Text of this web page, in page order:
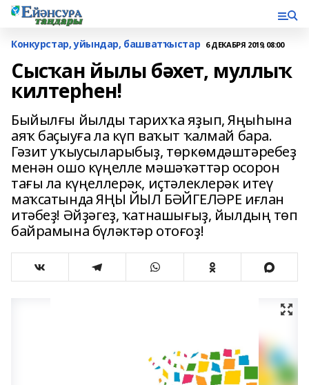
Конкурстар, уйындар, башватҡыстар 6 ДЕКАБРЯ 2019, 08:00
Сысҡан йылы бәхет, муллыҡ
килтерһен!
Быйылғы йылды тарихҡа яҙып, Яңыһына
аяҡ баҫыуға ла күп ваҡыт ҡалмай бара.
Гәзит уҡыусыларыбыҙ, төркөмдәштәребеҙ
менән ошо күңелле мәшәҡәттәр осорон
тағы ла күңеллерәк, иҫтәлеклерәк итеү
маҡсатында ЯҢЫ ЙЫЛ БӘЙГЕЛӘРЕ иғлан
итәбеҙ! Әйҙәгеҙ, ҡатнашығыҙ, йылдың төп
байрамына бүләктәр отоғоҙ!